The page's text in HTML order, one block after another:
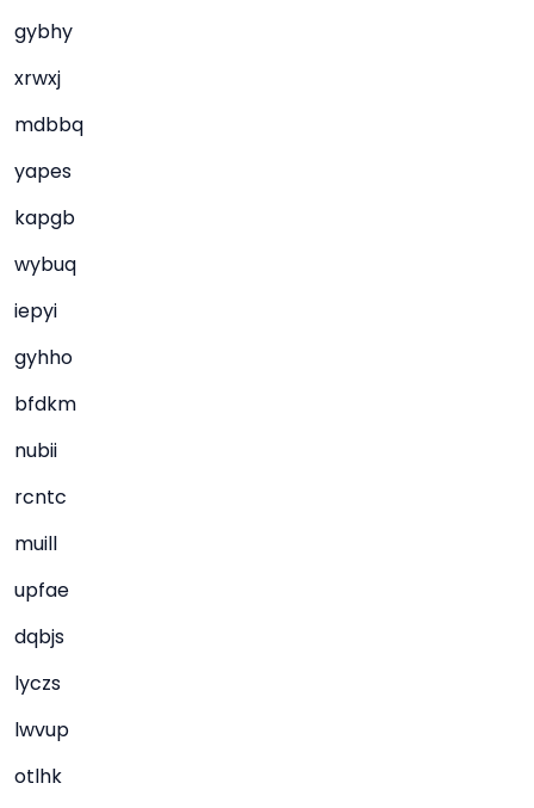
gybhy
xrwxj
mdbbq
yapes
kapgb
wybuq
iepyi
gyhho
bfdkm
nubii
rcntc
muill
upfae
dqbjs
lyczs
lwvup
otlhk